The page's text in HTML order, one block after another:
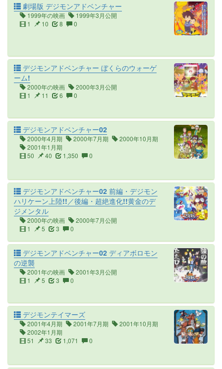
劇場版 デジモンアドベンチャー
1999年の映画
1999年3月公開
1
10 8 0
デジモンアドベンチャー ぼくらのウォーゲ
ーム!
2000年の映画
2000年3月公開
1
11 6 0
デジモンアドベンチャー02
2000年4月期 2000年7月期
2000年10月期
2001年1月期
50
40 1,350 0
デジモンアドベンチャー02 前編・デジモン
ハリケーン上陸!!／後編・超絶進化!!黄金のデ
ジメンタル
2000年の映画
2000年7月公開
1
5 3 0
デジモンアドベンチャー02 ディアボロモン
の逆襲
2001年の映画
2001年3月公開
1
5 3 0
デジモンテイマーズ
2001年4月期 2001年7月期
2001年10月期
2002年1月期
51
33 1,071 0